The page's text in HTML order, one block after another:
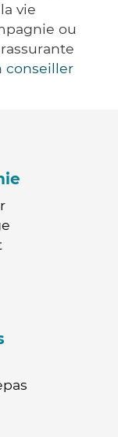
vie
ou
conseiller